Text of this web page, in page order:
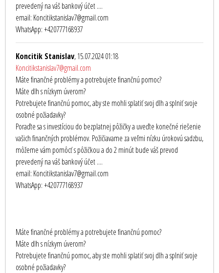
prevedený na váš bankový účet ....
email: Koncitikstanislav7@gmail.com
WhatsApp: +420777168937
Koncitik Stanislav, 15.07.2024 01:18
Koncitikstanislav7@gmail.com
Máte finančné problémy a potrebujete finančnú pomoc?
Máte dlh s nízkym úverom?
Potrebujete finančnú pomoc, aby ste mohli splatiť svoj dlh a splniť svoje
osobné požiadavky?
Poraďte sa s investíciou do bezplatnej pôžičky a uveďte konečné riešenie
vašich finančných problémov. Požičiavame za veľmi nízku úrokovú sadzbu,
môžeme vám pomôcť s pôžičkou a do 2 minút bude váš prevod
prevedený na váš bankový účet ....
email: Koncitikstanislav7@gmail.com
WhatsApp: +420777168937
Máte finančné problémy a potrebujete finančnú pomoc?
Máte dlh s nízkym úverom?
Potrebujete finančnú pomoc, aby ste mohli splatiť svoj dlh a splniť svoje
osobné požiadavky?